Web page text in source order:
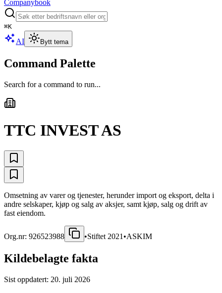
Companybook
⌘K
AI Bytt tema
Command Palette
Search for a command to run...
TTC INVEST AS
Omsetning av varer og tjenester, herunder import og eksport, delta i
andre selskaper, kjøp og salg av aksjer, samt kjøp, salg og drift av
fast eiendom.
Org.nr: 926523988 •Stiftet 2021 •ASKIM
Kildebelagte fakta
Sist oppdatert: 20. juli 2026